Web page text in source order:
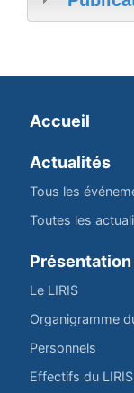
Accueil
Actualités
Tous les
Toutes les
Présentation
Le LIRIS
Organigramme
Personnels
Effectifs du LIRIS